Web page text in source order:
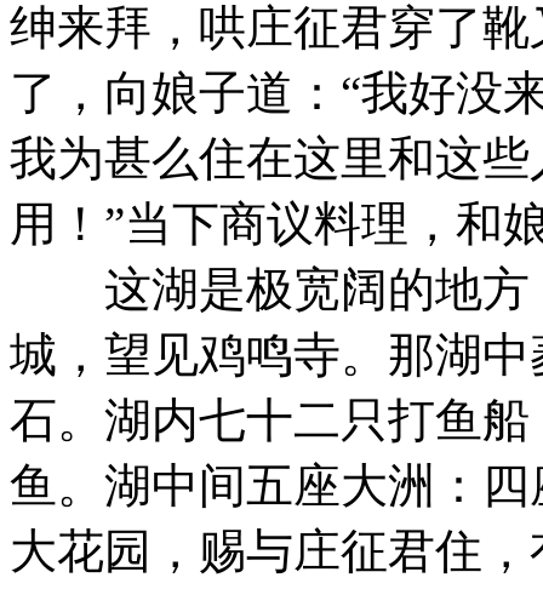
绅来拜，哄庄征君穿了
了，向娘子道：“我好没
我为甚么住在这里和这
用！”当下商议料理，和
这湖是极宽阔的地方
城，望见鸡鸣寺。那湖
石。湖内七十二只打鱼
鱼。湖中间五座大洲：
大花园，赐与庄征君住